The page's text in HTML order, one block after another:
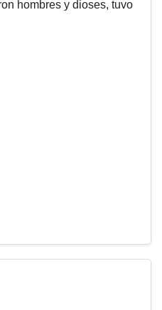
hombres y dioses, tuvo